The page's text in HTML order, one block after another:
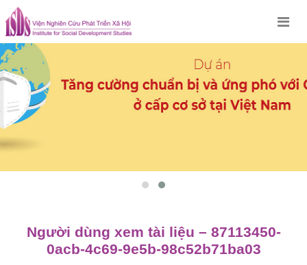
Skip
to
content
Người dùng xem tài liệu – 87113450-
0acb-4c69-9e5b-98c52b71ba03